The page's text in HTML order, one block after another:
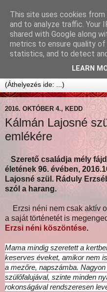
2016. OKTÓBER 4., KEDD
Kálmán Lajosné
emlékére
Szerető családja mély
életének 96. évében,
Lajosné szül. Ráduly
szól a harang.
Erzsi néni nem csak aktív
a saját történetét is
Erzsi néni köszöntése.
Mama mindig szeretett a
keserves éveket, amikor nem
a mezőre, napszámba.
szülőfalujával, szinte minden
rokonságával rendszeresen
This site uses cookies
and to analyze traffic. Your
shared with Google along
metrics to ensure quality of
statistics, and to detect
LEARN